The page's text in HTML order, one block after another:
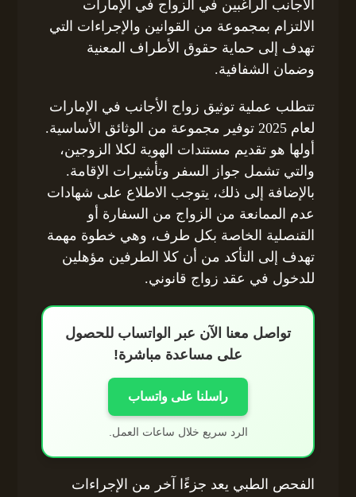
الأجانب الراغبين في الزواج في الإمارات
الالتزام بمجموعة من القوانين والإجراءات التي
تهدف إلى حماية حقوق الأطراف المعنية
وضمان الشفافية.
تتطلب عملية توثيق زواج الأجانب في الإمارات
لعام 2025 توفير مجموعة من الوثائق الأساسية.
أولها هو تقديم مستندات الهوية لكلا الزوجين،
والتي تشمل جواز السفر وتأشيرات الإقامة.
بالإضافة إلى ذلك، يتوجب الاطلاع على شهادات
عدم الممانعة من الزواج من السفارة أو
القنصلية الخاصة بكل طرف، وهي خطوة مهمة
تهدف إلى التأكد من أن كلا الطرفين مؤهلين
للدخول في عقد زواج قانوني.
تواصل معنا الآن عبر الواتساب للحصول
على مساعدة مباشرة!
راسلنا على واتساب
الرد سريع خلال ساعات العمل.
الفحص الطبي يعد جزءًا آخر من الإجراءات